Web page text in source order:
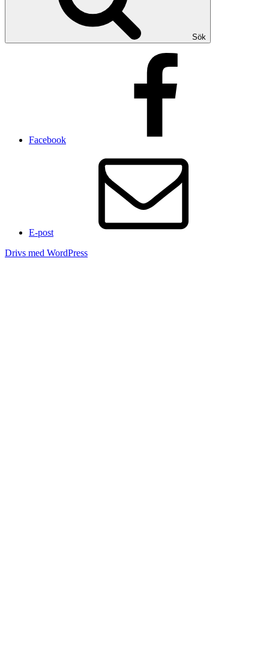
Sök
Facebook
E-post
Drivs med WordPress